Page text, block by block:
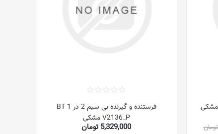
فرستنده و گیرنده بی سیم 2 در 1 BT
V2136_P مشکی
5,329,000 تومان